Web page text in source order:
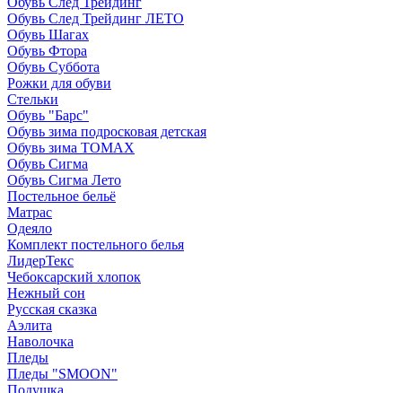
Обувь След Трейдинг ЛЕТО
Обувь Шагах
Обувь Фтора
Обувь Суббота
Рожки для обуви
Стельки
Обувь "Барс"
Обувь зима подросковая детская
Обувь зима ТОМАХ
Обувь Сигма
Обувь Сигма Лето
Постельное бельё
Матрас
Одеяло
Комплект постельного белья
ЛидерТекс
Чебоксарский хлопок
Нежный сон
Русская сказка
Аэлита
Наволочка
Пледы
Пледы "SMOON"
Подушка